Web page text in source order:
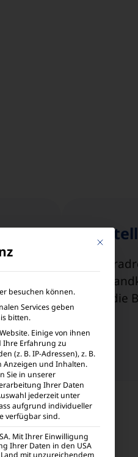
und die
Mit diesem
besuchen können.
Services geben
bitten.
Einige von ihnen
Ihre Erfahrung zu
(z. B. IP-Adressen), z. B.
Anzeigen und Inhalten.
Sie in unserer
Ihrer Daten
jederzeit unter
aufgrund individueller
verfügbar sind.
Mit Ihrer Einwilligung
Ihrer Daten in den USA